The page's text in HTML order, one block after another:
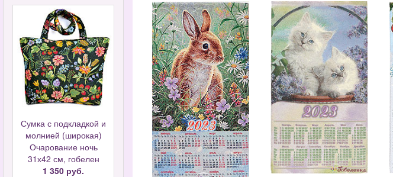
Сумка с подкладкой и
молнией (широкая)
Очарование ночь
31х42 см, гобелен
1 350 руб.